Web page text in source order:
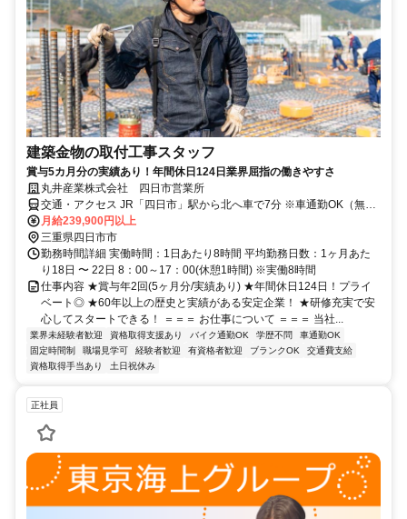
建築金物の取付工事スタッフ
賞与5カ月分の実績あり！年間休日124日業界屈指の働きやすさ
丸井産業株式会社 四日市営業所
交通・アクセス JR「四日市」駅から北へ車で7分 ※車通勤OK（無料
駐車場完備）
月給239,900円以上
三重県四日市市
勤務時間詳細 実働時間：1日あたり8時間 平均勤務日数：1ヶ月あた
り18日 〜 22日 8：00～17：00(休憩1時間) ※実働8時間
仕事内容 ★賞与年2回(5ヶ月分/実績あり) ★年間休日124日！プライ
ベート◎ ★60年以上の歴史と実績がある安定企業！ ★研修充実で安
心してスタートできる！ ＝＝＝ お仕事について ＝＝＝ 当社...
業界未経験者歓迎 資格取得支援あり バイク通勤OK 学歴不問
車通勤OK
固定時間制
職場見学可 経験者歓迎 有資格者歓迎 ブランクOK
交通費支給
資格取得手当あり
土日祝休み
正社員